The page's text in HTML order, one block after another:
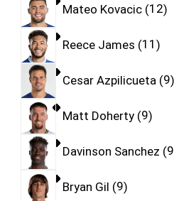
Mateo Kovacic 12
Reece James 11
Cesar Azpilicueta 9
Matt Doherty 9
Davinson Sanchez 9
Bryan Gil 9